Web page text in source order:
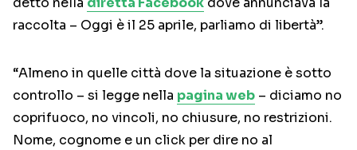
raccolta – Oggi è il 25 aprile, parliamo di libertà”.
“Almeno in quelle città dove la situazione è sotto
controllo – si legge nella paginaweb – diciamo no
coprifuoco, no vincoli, no chiusure, no restrizioni.
Nome, cognome e un click per dire no al